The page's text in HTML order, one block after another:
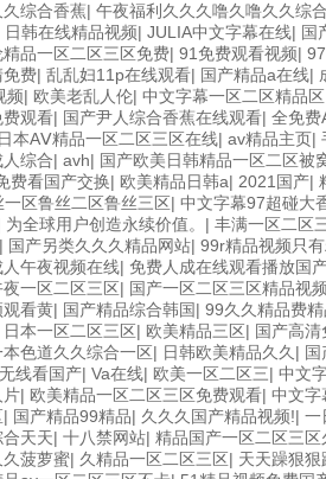
综合香蕉| 午夜福利久久久噜久噜久久综
日韩在线精品视频| JULIA中文字幕在线| 国
精品一区二区三区免费| 91免费观看视频|
免费| 乱乱妇11p在线观看| 国产精品a在线|
频| 欧美老乱人伦| 中文字幕一区二区精品区
观看| 国产尹人综合香蕉在线观看| 全免费
日本AⅤ精品一区二区三区在线| av精品主页|
综合| avh| 国产欧美日韩精品一区二区被
费看国产交换| 欧美精品日韩a| 2021国产|
一区鲁丝二区鲁丝三区| 中文字幕97超碰大
为全球用户创造永续价值。 | 丰满一区二区
| 国产另类久久久精品网站| 99r精品视频只
人午夜视频在线| 免费人成在线观看播放国
夜一区二区三区| 国产一区二区三区精品视
观看黄| 国产精品综合韩国| 99久久精品费
日本一区二区三区| 欧美精品三区| 国产高
本色道久久综合一区| 日韩欧美精品久久 |
无线看国产| Va在线| 欧美一区二区三| 中文
片| 欧美精品一区二区三区免费观看| 中文字
| 国产精品99精品| 久久久国产精品视频!| 一
天天| 十八禁网站| 精品国产一区二区三区
菠萝蜜| 久精品一区二区三区| 天天躁狠